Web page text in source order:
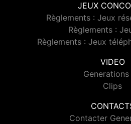
JEUX
Règlements : Jeux
Règlements :
Règlements : Jeux
VIDEO
Generations
Clips
Contacter